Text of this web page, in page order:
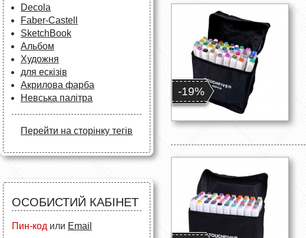
Decola
Faber-Castell
SketchBook
Альбом
Художня
для ескізів
Акрилова фарба
Невська палітра
Перейти на сторінку тегів
ОСОБИСТИЙ КАБІНЕТ
Пин-код или Email
-19%